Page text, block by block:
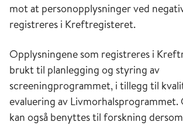
mot at personopplysninger ved
registreres i Kreftregisteret.
Opplysningene som registreres i
brukt til planlegging og styring av
screeningprogrammet, i tillegg til
evaluering av Livmorhalsprogrammet.
kan også benyttes til forskning